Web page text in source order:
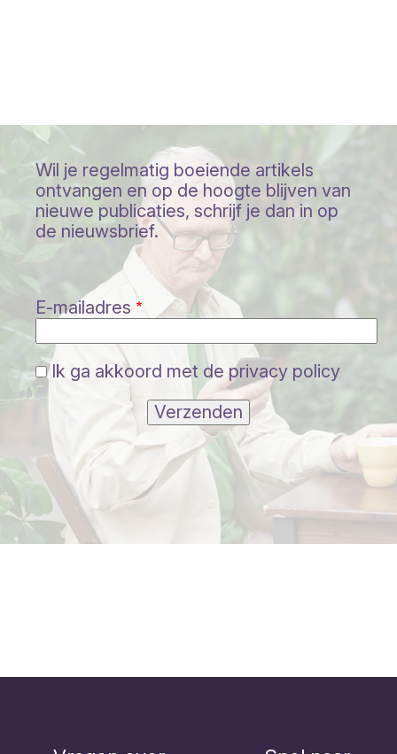
Wil je regelmatig boeiende artikels
ontvangen en op de hoogte blijven van
nieuwe publicaties, schrijf je dan in op
de nieuwsbrief.
E-mailadres
Ik ga akkoord met de privacy policy
Verzenden